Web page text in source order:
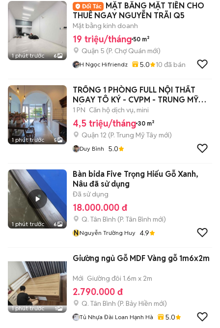
1 phút trước 6
MẶT BẰNG MẶT TIỀN CHO
THUÊ NGAY NGUYỄN TRÃI Q5
Mặt bằng kinh doanh
19 triệu/tháng 50 m²
Quận 5 (P. Chợ Quán mới)
H Ngọc Hifriendz 5.0 10 đã bán
1 phút trước 5
TRỐNG 1 PHÒNG FULL NỘI THẤT
NGAY TÔ KÝ - CVPM - TRUNG MỸ
TÂY
1 PN Căn hộ dịch vụ, mini
4,5 triệu/tháng 30 m²
Quận 12 (P. Trung Mỹ Tây mới)
Duy Bình 5.0
1 phút trước 6
Bàn bida Five Trọng Hiếu Gỗ Xanh,
Nâu đã sử dụng
Đã sử dụng
18.000.000 đ
Q. Tân Bình (P. Tân Bình mới)
NNguyễn Trường Huy 4.9
1 phút trước 1
Giường ngủ Gỗ MDF Vàng gỗ 1m6x2m
Mới Giường đôi 1.6m x 2m
2.790.000 đ
Q. Tân Bình (P. Bảy Hiền mới)
Tủ Nhựa Đài Loan Hạnh Hà 5.0